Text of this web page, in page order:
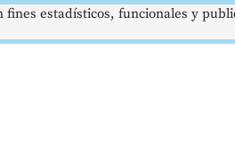
estadísticos, funcionales y